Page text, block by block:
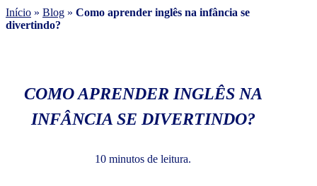
Início » Blog » Como aprender inglês na infância se
divertindo?
COMO APRENDER INGLÊS NA
INFÂNCIA SE DIVERTINDO?
10 minutos de leitura.